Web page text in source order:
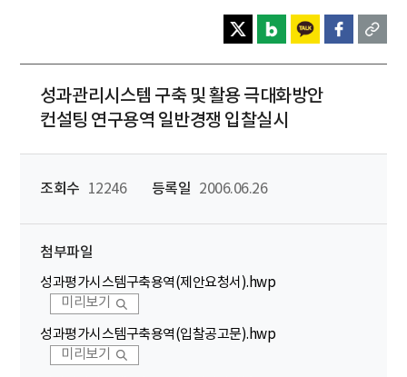
성과관리시스템 구축 및 활용 극대화방안
컨설팅 연구용역 일반경쟁 입찰실시
조회수 12246 등록일 2006.06.26
첨부파일
성과평가시스템구축용역(제안요청서).hwp
미리보기
성과평가시스템구축용역(입찰공고문).hwp
미리보기